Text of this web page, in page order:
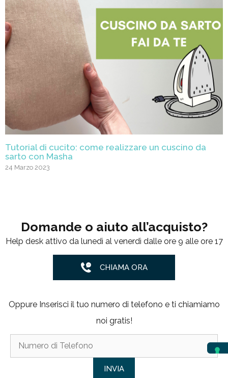
Tutorial di cucito: come realizzare un cuscino da
sarto con Masha
24 Marzo 2023
Domande o aiuto all’acquisto?
Help desk attivo da lunedì al venerdì dalle ore 9 alle ore 17
CHIAMA ORA
Oppure Inserisci il tuo numero di telefono e ti chiamiamo
noi gratis!